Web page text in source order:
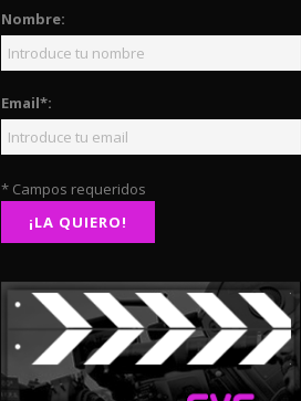
Nombre:
Email*:
* Campos requeridos